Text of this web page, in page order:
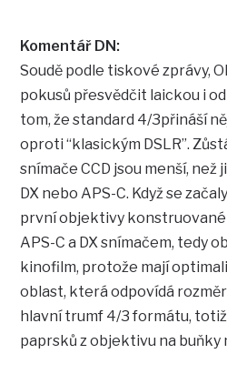
Komentář DN:
Soudě podle tiskové zprávy,
pokusů přesvědčit laickou i
tom, že standard 4/3přináší
oproti “klasickým DSLR”.
snímače CCD jsou menší,
DX nebo APS-C. Když se
první objektivy konstruované
APS-C a DX snímačem, tedy
kinofilm, protože mají
oblast, která odpovídá
hlavní trumf 4/3 formátu,
paprsků z objektivu na buňky